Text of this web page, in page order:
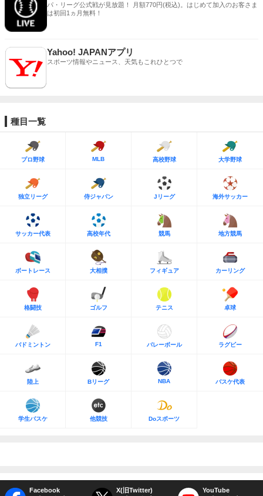
パ・リーグ公式戦が見放題！ 月額770円(税込)。はじめて加入のお客さま
は初回1ヵ月無料！
Yahoo! JAPANアプリ
スポーツ情報やニュース、天気もこれひとつで
種目一覧
プロ野球 MLB 高校野球 大学野球
独立リーグ 侍ジャパン Jリーグ 海外サッカー
サッカー代表 高校年代 競馬 地方競馬
ボートレース 大相撲 フィギュア カーリング
格闘技 ゴルフ テニス 卓球
バドミントン F1 バレーボール ラグビー
陸上 Bリーグ NBA バスケ代表
学生バスケ 他競技 Doスポーツ
Facebook X(旧Twitter) YouTube